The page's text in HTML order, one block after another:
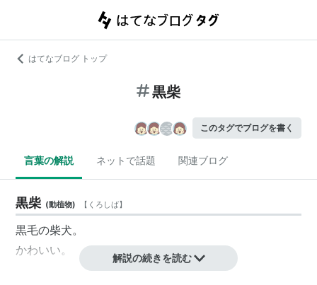
はてなブログ トップ
黒柴
このタグでブログを書く
言葉の解説 ネットで話題 関連ブログ
黒柴 (動植物) 【 くろしば】
黒毛の柴犬。
かわいい。
解説の続きを読む